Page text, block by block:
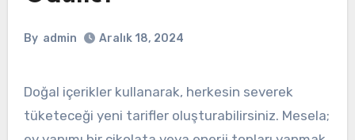
By admin Aralık 18, 2024
Doğal içerikler kullanarak, herkesin severek
tüketeceği yeni tarifler oluşturabilirsiniz. Mesela;